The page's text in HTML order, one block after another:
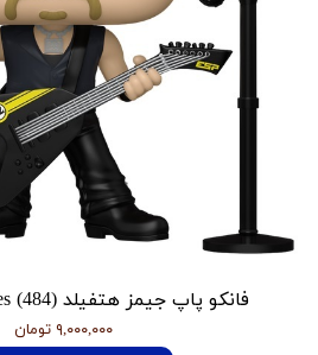
فانکو پاپ جیمز هتفیلد Metallica - James (484)
۹,۰۰۰,۰۰۰ تومان